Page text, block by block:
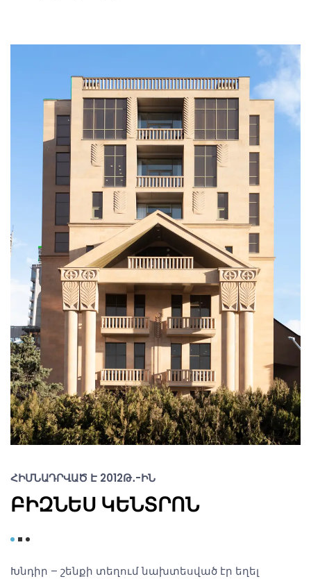
ՀԻՄՆԱԴՐՎԱԾ Է 2012Թ․-ԻՆ
ԲԻԶՆԵՍ ԿԵՆՏՐՈՆ
Խնդիր – շենքի տեղում նախտեսված էր եղել